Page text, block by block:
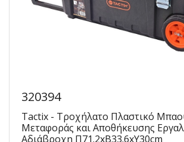
320394
Tactix - Τροχήλατο Πλαστικό
Μεταφοράς και Αποθήκευσης
Αδιάβροχη Π71.2xB33.6xΥ30cm